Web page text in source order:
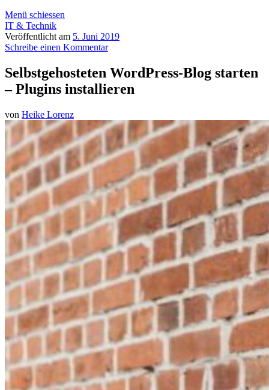
Menü schiessen
IT & Technik
Veröffentlicht am 5. Juni 2019
Schreibe einen Kommentar
Selbstgehosteten WordPress-Blog starten
– Plugins installieren
von Heike Lorenz